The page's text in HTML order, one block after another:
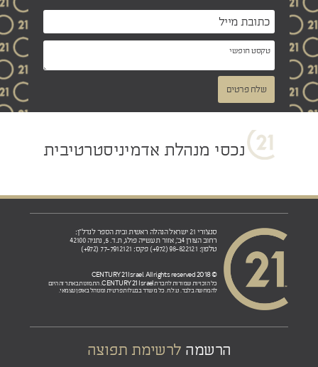
שלח פרטים
נכסי מנהלת אדמיניסטרטיבית
סנצ'ורי 21 ישראל הנהלה ראשית ובית הספר לנדל"ן:
רחוב הצורן 4ב', אזור תעשייה פולג, ת.ד. 5, נתניה 42100
טלפון: 98-822121 (972+) פקס: 77-7912121 (972+)
© 2018 CENTURY 21 Israel. All rights reserved
כל הזכויות שמורות לחברתCENTURY 21 Israel. התמונות באתר זה הינם
להמחשה בלבד. ט.ל.ח. כל משרד בבעלות פרטית ומנוהל באופן עצמאי.
הרשמה לרשימת תפוצה